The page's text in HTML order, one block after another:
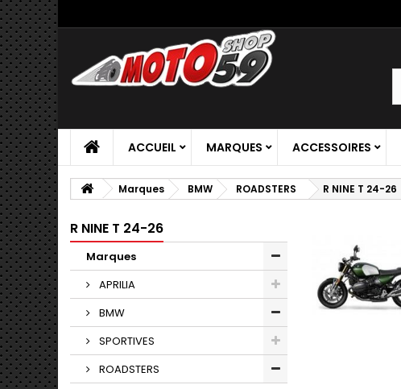
ACCUEIL MARQUES ACCESSOIRES
Marques BMW ROADSTERS R NINE T 24-26
R NINE T 24-26
Marques
APRILIA
BMW
SPORTIVES
ROADSTERS